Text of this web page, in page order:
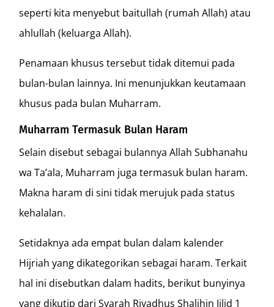
seperti kita menyebut baitullah (rumah Allah) atau
ahlullah (keluarga Allah).
Penamaan khusus tersebut tidak ditemui pada
bulan-bulan lainnya. Ini menunjukkan keutamaan
khusus pada bulan Muharram.
Muharram Termasuk Bulan Haram
Selain disebut sebagai bulannya Allah Subhanahu
wa Ta’ala, Muharram juga termasuk bulan haram.
Makna haram di sini tidak merujuk pada status
kehalalan.
Setidaknya ada empat bulan dalam kalender
Hijriah yang dikategorikan sebagai haram. Terkait
hal ini disebutkan dalam hadits, berikut bunyinya
yang dikutip dari Syarah Riyadhus Shalihin Jilid 1